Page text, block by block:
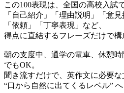
この100表現は、全国の高校入試
「自己紹介」「理由説明」「意
「依頼」「丁寧表現」など、
得点に直結するフレーズだけで構
朝の支度中、通学の電車、休憩
でもOK。
聞き流すだけで、英作文に必要な
“口から自然に出てくるレベル” へ